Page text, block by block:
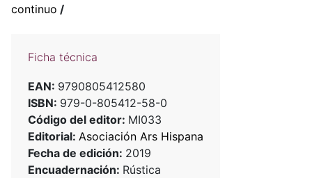
continuo /
Ficha técnica
EAN: 9790805412580
ISBN: 979-0-805412-58-0
Código del editor: MI033
Editorial: Asociación Ars Hispana
Fecha de edición: 2019
Encuadernación: Rústica